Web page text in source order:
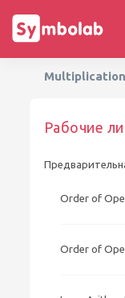
Рабочие
Order of
Order of